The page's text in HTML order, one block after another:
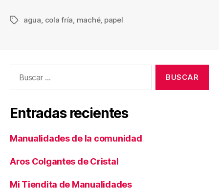
Etiquetas
agua cola fría maché, papel
Entradas recientes
Manualidades de la comunidad
Aros Colgantes de Cristal
Mi Tiendita de Manualidades